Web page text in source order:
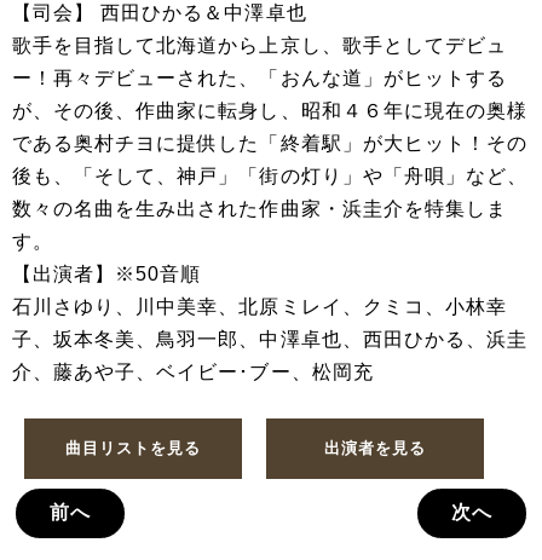
【司会】 西田ひかる＆中澤卓也
歌手を目指して北海道から上京し、歌手としてデビュ
ー！再々デビューされた、「おんな道」がヒットする
が、その後、作曲家に転身し、昭和４６年に現在の奥様
である奥村チヨに提供した「終着駅」が大ヒット！その
後も、「そして、神戸」「街の灯り」や「舟唄」など、
数々の名曲を生み出された作曲家・浜圭介を特集しま
す。
【出演者】※50音順
石川さゆり、川中美幸、北原ミレイ、クミコ、小林幸
子、坂本冬美、鳥羽一郎、中澤卓也、西田ひかる、浜圭
介、藤あや子、ベイビー･ブー、松岡充
曲目リストを見る 出演者を見る
前へ 次へ